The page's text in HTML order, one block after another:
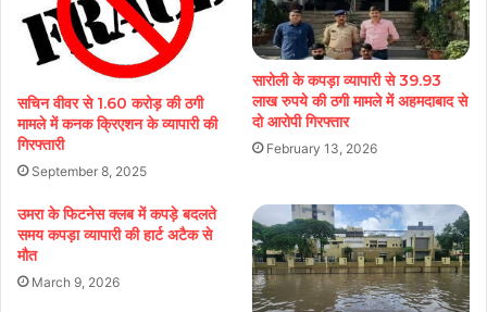
सचिन वीवर से 1.60 करोड़ की ठगी
मामले में कनक क्रिएशन के व्यापारी की
गिरफ्तारी
September 8, 2025
सारोली के कपड़ा व्यापारी से 39.93
लाख रुपये की ठगी मामले में अहमदाबाद से
दो आरोपी गिरफ्तार
February 13, 2026
उमरा के फिटनेस क्लब में कपड़े बदलते
समय कपड़ा व्यापारी की हार्ट अटैक से
मौत
March 9, 2026